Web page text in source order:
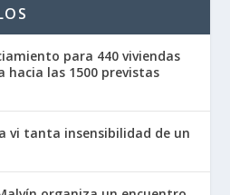
para 440 viviendas
hacia las 1500 previstas
vi tanta insensibilidad de un